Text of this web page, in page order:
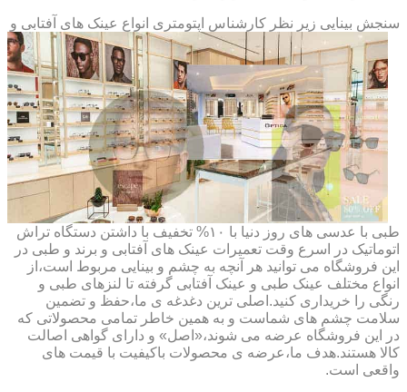
سنجش بینایی زیر نظر کارشناس اپتومتری انواع عینک های آفتابی و
طبی با عدسی های روز دنیا با ۱۰% تخفیف با داشتن دستگاه تراش
اتوماتیک در اسرع وقت تعمیرات عینک های آفتابی و برند و طبی در
این فروشگاه می توانید هر آنچه به چشم و بینایی مربوط است،از
انواع مختلف عینک طبی و عینک آفتابی گرفته تا لنزهای طبی و
رنگی را خریداری کنید.اصلی ترین دغدغه ی ما،حفظ و تضمین
سلامت چشم های شماست و به همین خاطر تمامی محصولاتی که
در این فروشگاه عرضه می شوند،«اصل» و دارای گواهی اصالت
کالا هستند.هدف ما،عرضه ی محصولات باکیفیت با قیمت های
واقعی است.